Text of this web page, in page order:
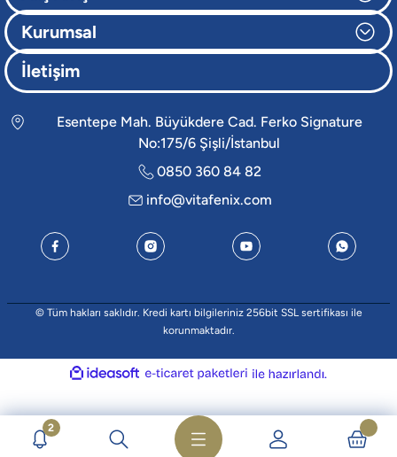
Kurumsal
İletişim
Esentepe Mah. Büyükdere Cad. Ferko Signature
No:175/6 Şişli/İstanbul
0850 360 84 82
info@vitafenix.com
© Tüm hakları saklıdır. Kredi kartı bilgileriniz 256bit SSL sertifikası ile
korunmaktadır.
2
ideasoft
e-
paketleri